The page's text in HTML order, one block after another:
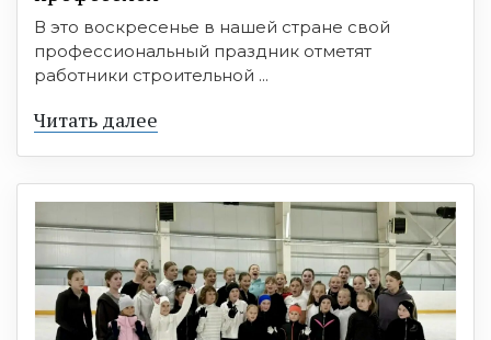
В это воскресенье в нашей стране свой
профессиональный праздник отметят
работники строительной ...
Читать далее